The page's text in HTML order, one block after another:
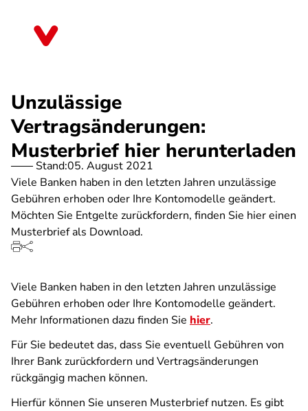
Unzulässige
Vertragsänderungen:
Musterbrief hier herunterladen
Stand:05. August 2021
Viele Banken haben in den letzten Jahren unzulässige
Gebühren erhoben oder Ihre Kontomodelle geändert.
Möchten Sie Entgelte zurückfordern, finden Sie hier einen
Musterbrief als Download.
Viele Banken haben in den letzten Jahren unzulässige
Gebühren erhoben oder Ihre Kontomodelle geändert.
Mehr Informationen dazu finden Sie hier.
Für Sie bedeutet das, dass Sie eventuell Gebühren von
Ihrer Bank zurückfordern und Vertragsänderungen
rückgängig machen können.
Hierfür können Sie unseren Musterbrief nutzen. Es gibt